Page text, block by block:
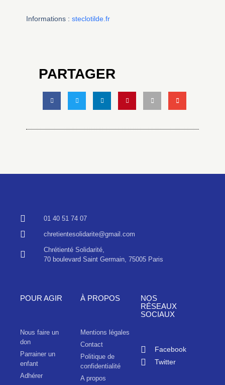
Informations : steclotilde.fr
PARTAGER
01 40 51 74 07
chretientesolidarite@gmail.com
Chrétienté Solidarité,
70 boulevard Saint Germain, 75005 Paris
POUR AGIR
Nous faire un
don
Parrainer un
enfant
Adhérer
À PROPOS
Mentions légales
Contact
Politique de
confidentialité
A propos
NOS
RÉSEAUX
SOCIAUX
Facebook
Twitter